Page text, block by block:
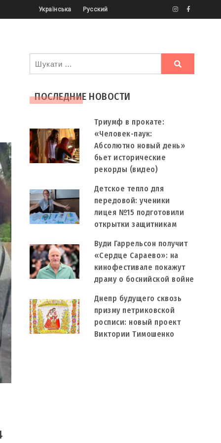
Українська Русский
Ви
шукали
ПОСЛЕДНИЕ НОВОСТИ
Триумф в прокате:
«Человек-паук:
Абсолютно новый день»
бьет исторические
рекорды (видео)
Детское тепло для
передовой: ученики
лицея №15 подготовили
открытки защитникам
Вуди Гаррельсон получит
«Сердце Сараево»: на
кинофестивале покажут
драму о боснийской войне
Днепр будущего сквозь
призму петриковской
росписи: новый проект
Виктории Тимошенко